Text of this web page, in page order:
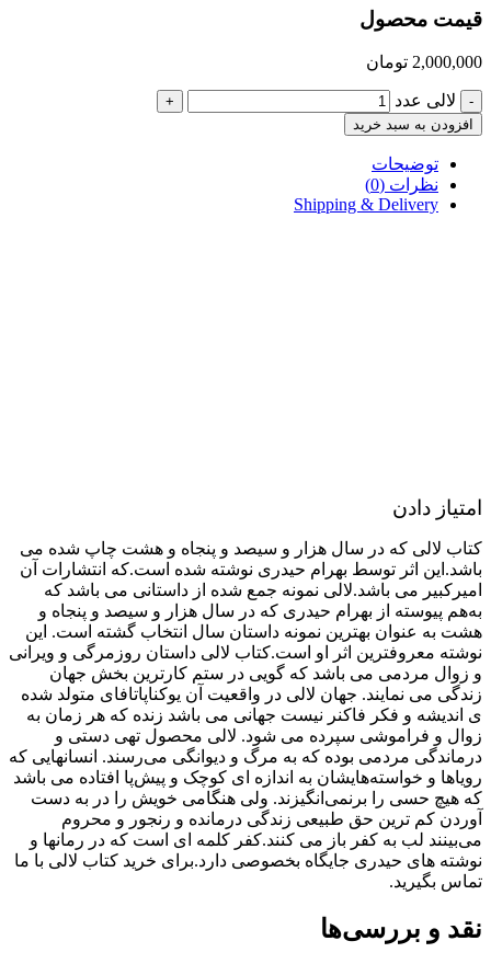
قیمت محصول
2,000,000 تومان
- لالی عدد
+
افزودن به سبد خرید
توضیحات
نظرات (0)
Shipping & Delivery
امتیاز دادن
کتاب لالی که در سال هزار و سیصد و پنجاه و هشت چاپ شده می
باشد.این اثر توسط بهرام حیدری نوشته شده است.که انتشارات آن
ام‍ی‍رک‍ب‍ی‍ر می باشد.لالی نمونه جمع شده از داستانی می باشد که
به‌هم‌ پیوسته از بهرام حیدری که در سال هزار و سیصد و پنجاه و
هشت به عنوان بهترین نمونه داستان سال انتخاب گشته است. این
نوشته معروفترین اثر او است.کتاب لالی داستان روزمرگی و ویرانی
و زوال مردمی‌ می باشد که گویی در ستم کارترین بخش جهان
زندگی می نمایند. جهان لالی در واقعیت آن یوکناپاتافای متولد شده
ی اندیشه و فکر فاکنر نیست جهانی می باشد زنده که هر زمان به
زوال و فراموشی سپرده می شود. لالی محصول تهی دستی و
درماندگی مردمی بوده که به مرگ و دیوانگی می‌رسند. انسانهایی که
رویاها و خواسته‌هایشان به اندازه ای کوچک و پیش‌پا افتاده‌ می باشد
که هیچ حسی را برنمی‌انگیزند. ولی هنگامی خویش را در به دست
آوردن کم ترین حق طبیعی زندگی درمانده و رنجور و محروم
می‌بینند لب به کفر باز می کنند.کفر کلمه ای است که در رمانها و
نوشته های حیدری جایگاه بخصوصی دارد.برای خرید کتاب لالی با ما
تماس بگیرید.
نقد و بررسی‌ها